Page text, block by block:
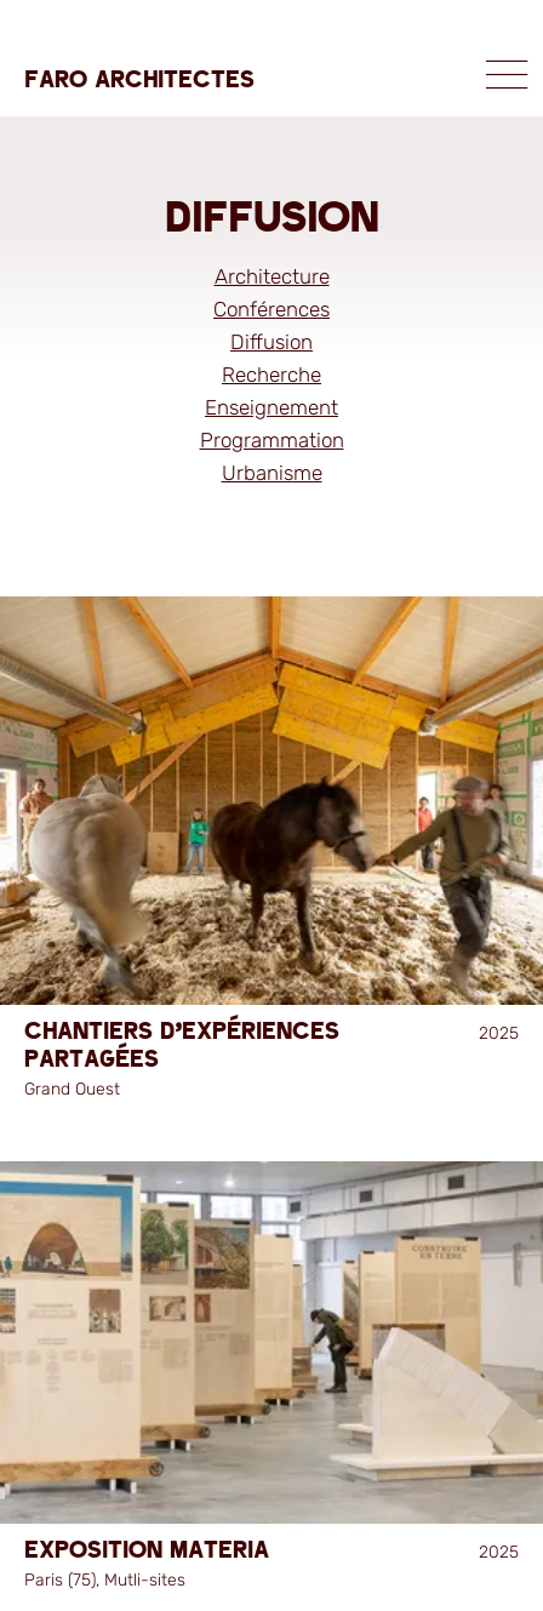
FARO ARCHITECTES MENU
Diffusion
Architecture
Conférences
Diffusion
Recherche
Enseignement
Programmation
Urbanisme
Chantiers d'expériences
partagées
Grand Ouest
2025
Exposition MATERIA
Paris (75), Mutli-sites
2025